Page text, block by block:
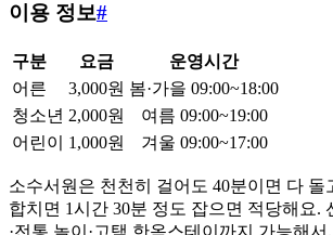
이용 정보#
구분 요금
운영시간
어른
3,000원 봄·가을 09:00~18:00
청소년 2,000원
여름 09:00~19:00
어린이
1,000원 겨울 09:00~17:00
소수서원은 천천히 걸어도 40분이면 다 돌
합치면 1시간 30분 정도 잡으면 적당해요.
·전통 놀이·고택 한옥스테이까지 가능해